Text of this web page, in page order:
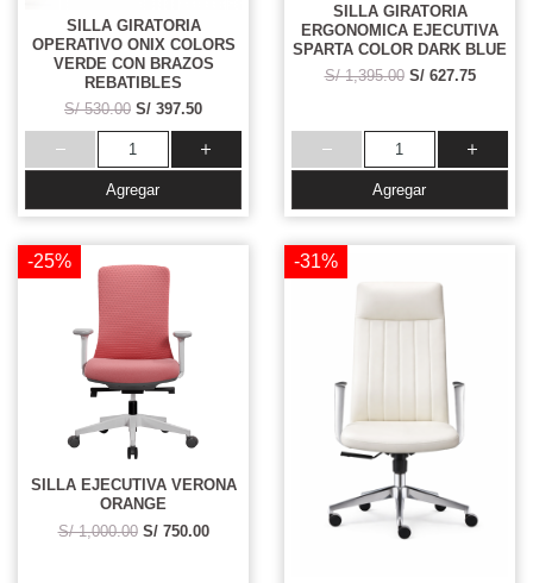
SILLA GIRATORIA
OPERATIVO ONIX COLORS
VERDE CON BRAZOS
REBATIBLES
S/ 530.00 S/ 397.50
Agregar
SILLA GIRATORIA
ERGONOMICA EJECUTIVA
SPARTA COLOR DARK BLUE
S/ 1,395.00 S/ 627.75
Agregar
-25%
SILLA EJECUTIVA VERONA
ORANGE
S/ 1,000.00 S/ 750.00
-31%